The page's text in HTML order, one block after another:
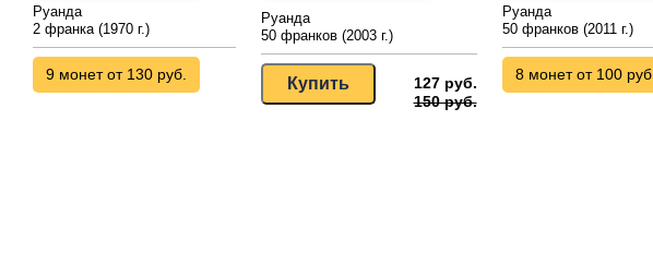
Руанда
2 франка (1970 г.)
9 монет от 130 руб.
Руанда
50 франков (2003 г.)
127 руб.
150 руб.
Руанда
50 франков (2011 г.)
8 монет от 100 руб.